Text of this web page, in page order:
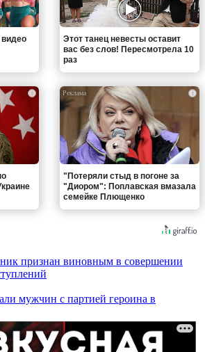
видео
Этот танец невесты оставит
вас без слов! Пересмотрела 10
раз
i i
"Потеряли стыд в погоне за
"Диором": Поплавская вмазала
семейке Плющенко
признан виновным в совершении
мужчин с партией героина в